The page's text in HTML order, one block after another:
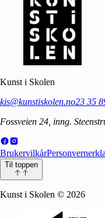
Kunst i Skolen
kis@kunstiskolen.no23 35
Fossveien 24, inng.
Brukervilkår
Til toppen
Kunst i Skolen © 2026